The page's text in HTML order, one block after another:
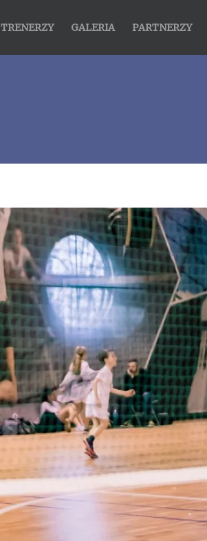
TRENERZY GALERIA PARTNERZY